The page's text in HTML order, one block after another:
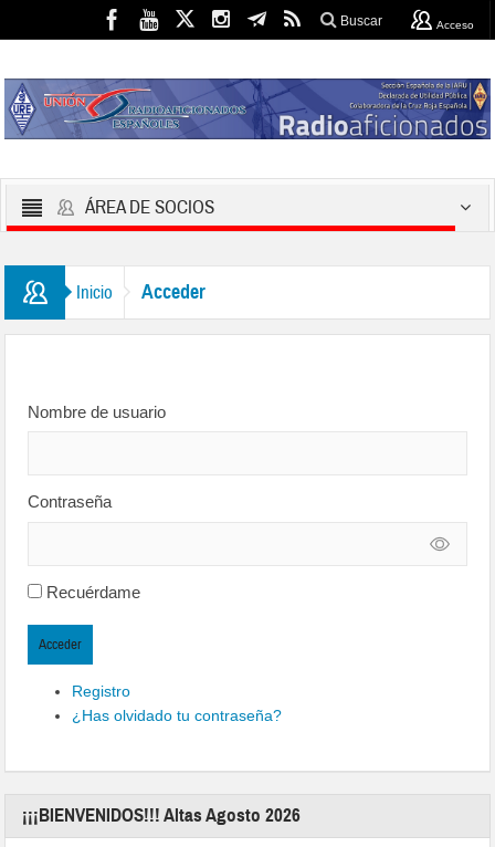
Buscar Acceso
ÁREA DE SOCIOS
Inicio Acceder
Nombre de usuario
Contraseña
Recuérdame
Acceder
Registro
¿Has olvidado tu contraseña?
¡¡¡BIENVENIDOS!!! Altas Agosto 2026